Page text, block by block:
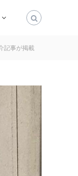
記事が掲載